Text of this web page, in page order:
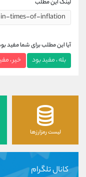
لینک این مطلب
آیا این مطلب برای شما مفید
بله ، مفید بود خیر ،
لیست رمزارزها
کانال تلگرام